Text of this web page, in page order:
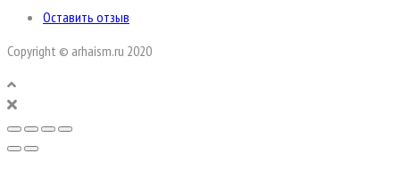
Оставить отзыв
Copyright © arhaism.ru 2020